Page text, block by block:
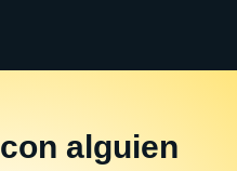
con alguien